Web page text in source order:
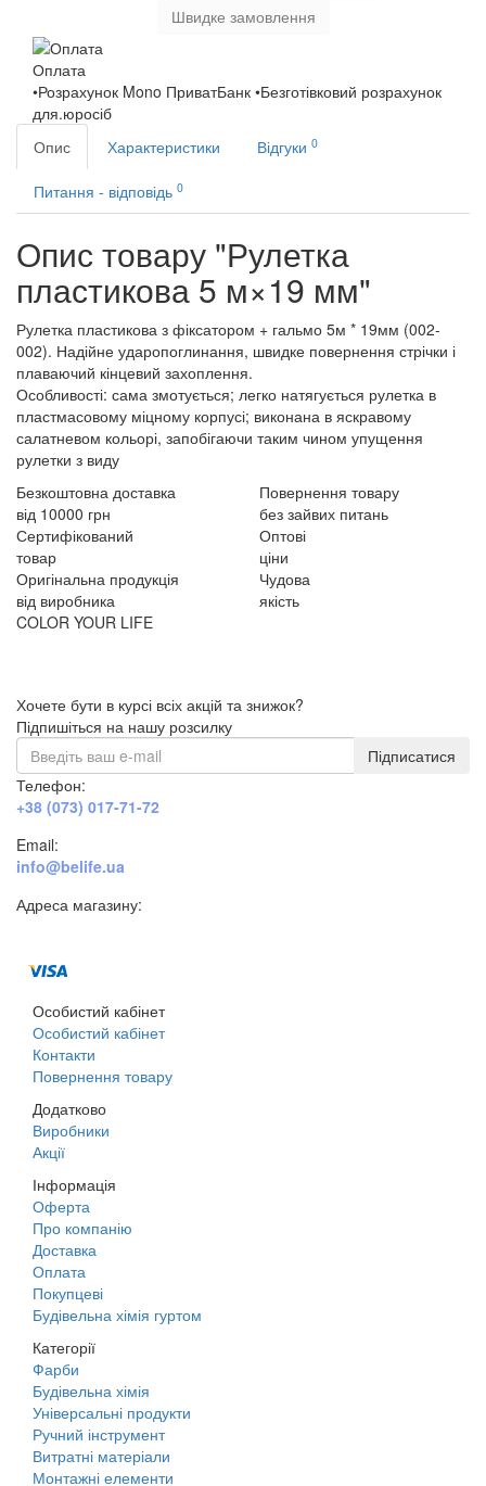
Швидке замовлення
Оплата
•Розрахунок Mono ПриватБанк •Безготівковий розрахунок
для.юросіб
Опис
Характеристики Відгуки 0
Питання - відповідь 0
Опис товару "Рулетка
пластикова 5 м×19 мм"
Рулетка пластикова з фіксатором + гальмо 5м * 19мм (002-
002). Надійне ударопоглинання, швидке повернення стрічки і
плаваючий кінцевий захоплення.
Особливості: сама змотується; легко натягується рулетка в
пластмасовому міцному корпусі; виконана в яскравому
салатневом кольорі, запобігаючи таким чином упущення
рулетки з виду
Безкоштовна доставка
від 10000 грн
Повернення товару
без зайвих питань
Сертифікований
товар
Оптові
ціни
Оригінальна продукція
від виробника
Чудова
якість
COLOR YOUR LIFE
Хочете бути в курсі всіх акцій та знижок?
Підпишіться на нашу розсилку
Підписатися
Телефон:
+38 (073) 017-71-72
Email:
info@belife.ua
Адреса магазину:
Особистий кабінет
Особистий кабінет
Контакти
Повернення товару
Додатково
Виробники
Акції
Інформація
Оферта
Про компанію
Доставка
Оплата
Покупцеві
Будівельна хімія гуртом
Категорії
Фарби
Будівельна хімія
Універсальні продукти
Ручний інструмент
Витратні матеріали
Монтажні елементи